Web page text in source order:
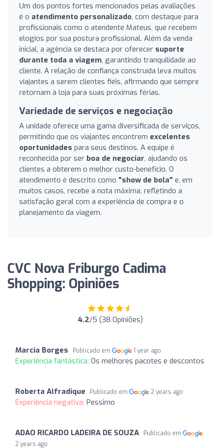
Um dos pontos fortes mencionados pelas avaliações
é o atendimento personalizado, com destaque para
profissionais como o atendente Mateus, que recebem
elogios por sua postura profissional. Além da venda
inicial, a agência se destaca por oferecer suporte
durante toda a viagem, garantindo tranquilidade ao
cliente. A relação de confiança construída leva muitos
viajantes a serem clientes fiéis, afirmando que sempre
retornam à loja para suas próximas férias.
Variedade de serviços e negociação
A unidade oferece uma gama diversificada de serviços,
permitindo que os viajantes encontrem excelentes
oportunidades para seus destinos. A equipe é
reconhecida por ser boa de negociar, ajudando os
clientes a obterem o melhor custo-benefício. O
atendimento é descrito como "show de bola" e, em
muitos casos, recebe a nota máxima, refletindo a
satisfação geral com a experiência de compra e o
planejamento da viagem.
CVC Nova Friburgo Cadima
Shopping: Opiniões
4.2/5 (38 Opiniões)
Marcia Borges Publicado em 1 year ago
Experiência fantástica: Os melhores pacotes e descontos
Roberta Alfradique Publicado em 2 years ago
Experiência negativa: Pessimo
ADAO RICARDO LADEIRA DE SOUZA
Publicado em
2 years ago